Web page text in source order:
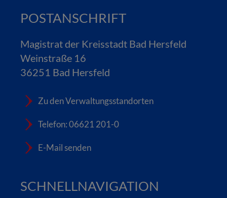
POSTANSCHRIFT
Magistrat der Kreisstadt Bad Hersfeld
Weinstraße 16
36251 Bad Hersfeld
Zu den Verwaltungsstandorten
Telefon: 06621 201-0
E-Mail senden
SCHNELLNAVIGATION